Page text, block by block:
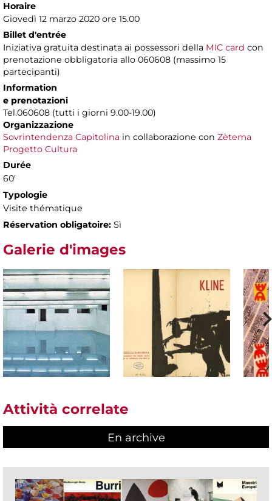
Horaire
Giovedì 12 marzo 2020 ore 15.00
Billet d'entrée
Iniziativa gratuita destinata ai possessori della MIC card con
prenotazione obbligatoria allo 060608 (massimo 15
partecipanti)
Information
e prenotazioni
Tel.060608 (tutti i giorni 9.00-19.00)
Organizzazione
Sovrintendenza Capitolina in collaborazione con Zètema
Progetto Cultura
Durée
60'
Typologie
Visite thématique
Réservation obligatoire: Sì
Galerie d'images
Attività correlate
En archive